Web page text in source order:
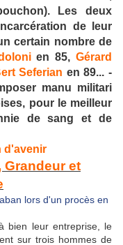
Les deux
de leur
certain nombre de
en 85,Gérard
Seferian en 89... -
manu militari
pour le meilleur
de sang et de
d'avenir
Grandeur et
bien leur entreprise, le
sur trois hommes de